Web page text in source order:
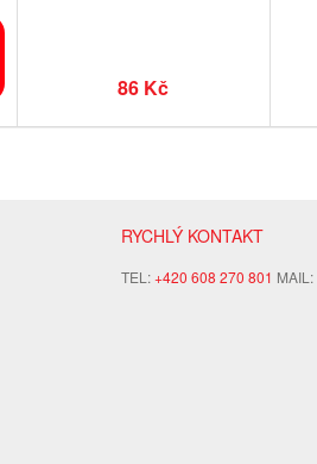
86 Kč
RYCHLÝ KONTAKT
TEL:+420 608 270 801 MAIL: